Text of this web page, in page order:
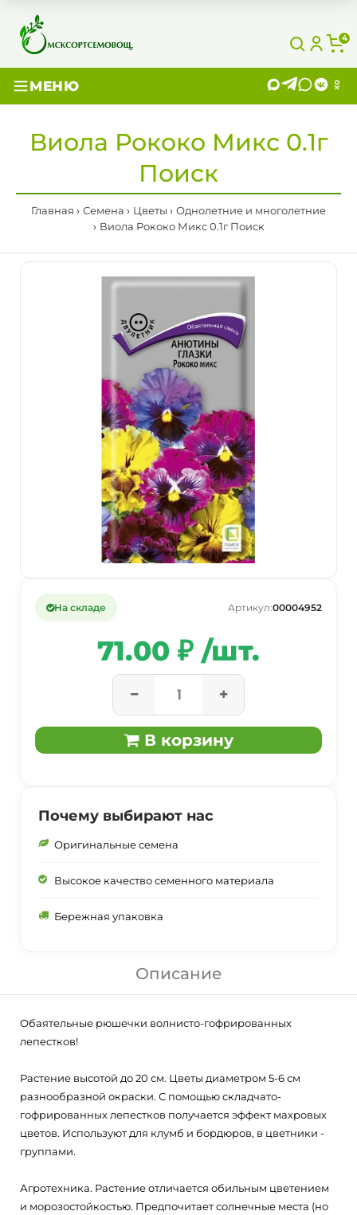
4
МЕНЮ
Виола Рококо Микс 0.1г
Поиск
Главная Семена Цветы
Однолетние и многолетние
Виола Рококо Микс 0.1г Поиск
На складе Артикул:00004952
71.00 ₽ /шт.
В корзину
Почему выбирают нас
Оригинальные семена
Высокое качество семенного материала
Бережная упаковка
Описание
Обаятельные рюшечки волнисто-гофрированных
лепестков!
Растение высотой до 20 см. Цветы диаметром 5-6 см
разнообразной окраски. С помощью складчато-
гофрированных лепестков получается эффект махровых
цветов. Используют для клумб и бордюров, в цветники -
группами.
Агротехника. Растение отличается обильным цветением
и морозостойкостью. Предпочитает солнечные места (но